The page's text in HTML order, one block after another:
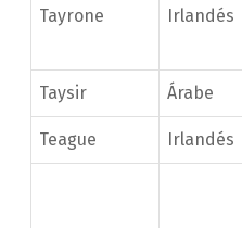
Tayrone Irlandés
Taysir Árabe
Teague Irlandés